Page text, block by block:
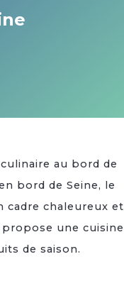
au bord de
bord de Seine, le
cadre chaleureux et
une cuisine
de saison.